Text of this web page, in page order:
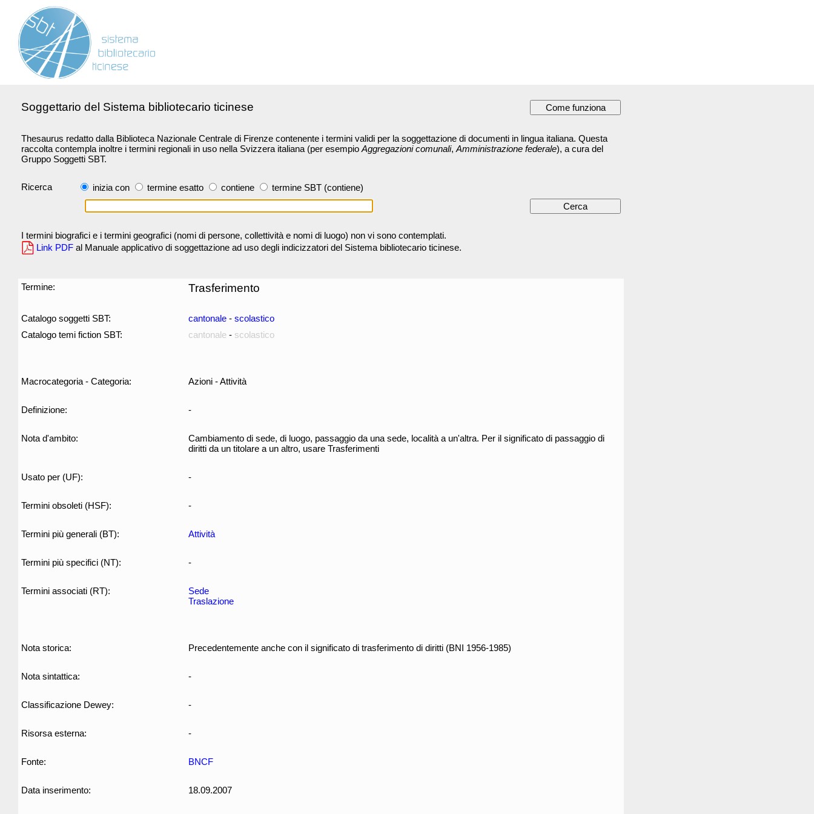
Soggettario del Sistema bibliotecario ticinese
Thesaurus redatto dalla Biblioteca Nazionale Centrale di Firenze contenente i termini validi per la soggettazione di documenti in lingua italiana. Questa
raccolta contempla inoltre i termini regionali in uso nella Svizzera italiana (per esempio Aggregazioni comunali, Amministrazione federale), a cura del
Gruppo Soggetti SBT.
Ricerca inizia con termine esatto contiene termine SBT (contiene)
I termini biografici e i termini geografici (nomi di persone, collettività e nomi di luogo) non vi sono contemplati.
Link PDF al Manuale applicativo di soggettazione ad uso degli indicizzatori del Sistema bibliotecario ticinese.
Termine: Trasferimento
Catalogo soggetti SBT: cantonale - scolastico
Catalogo temi fiction SBT:
cantonale - scolastico
Macrocategoria - Categoria: Azioni - Attività
Definizione: -
Nota d'ambito:
Cambiamento di sede, di luogo, passaggio da una sede, località a un'altra. Per il significato di passaggio di
diritti da un titolare a un altro, usare Trasferimenti
Usato per (UF): -
Termini obsoleti (HSF): -
Termini più generali (BT): Attività
Termini più specifici (NT): -
Termini associati (RT):
Sede
Traslazione
Nota storica: Precedentemente anche con il significato di trasferimento di diritti (BNI 1956-1985)
Nota sintattica: -
Classificazione Dewey: -
Risorsa esterna: -
Fonte: BNCF
Data inserimento: 18.09.2007